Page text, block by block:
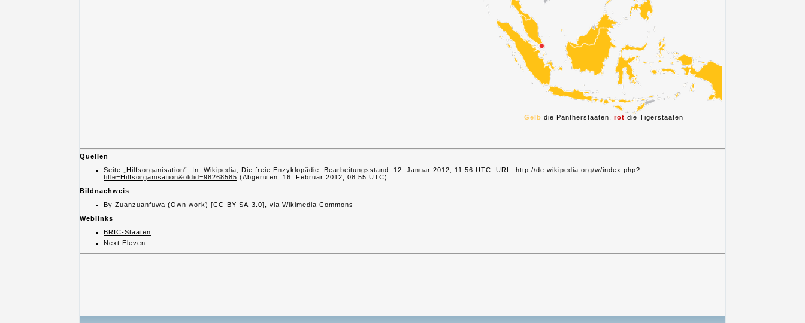
Gelb die Pantherstaaten, rot die Tigerstaaten
Quellen
Seite „Hilfsorganisation“. In: Wikipedia, Die freie Enzyklopädie. Bearbeitungsstand: 12. Januar 2012, 11:56 UTC. URL: http://de.wikipedia.org/w/index.php?
title=Hilfsorganisation&oldid=98268585 (Abgerufen: 16. Februar 2012, 08:55 UTC)
Bildnachweis
By Zuanzuanfuwa (Own work) [CC-BY-SA-3.0], via Wikimedia Commons
Weblinks
BRIC-Staaten
Next Eleven